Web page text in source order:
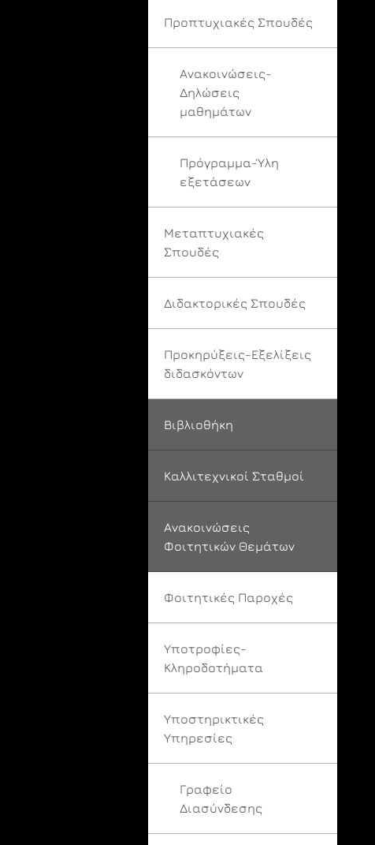
Προπτυχιακές Σπουδές
Ανακοινώσεις-
Δηλώσεις
μαθημάτων
Πρόγραμμα-Ύλη
εξετάσεων
Μεταπτυχιακές
Σπουδές
Διδακτορικές Σπουδές
Προκηρύξεις-Εξελίξεις
διδασκόντων
Βιβλιοθήκη
Καλλιτεχνικοί Σταθμοί
Ανακοινώσεις
Φοιτητικών Θεμάτων
Φοιτητικές Παροχές
Υποτροφίες-
Κληροδοτήματα
Υποστηρικτικές
Υπηρεσίες
Γραφείο
Διασύνδεσης